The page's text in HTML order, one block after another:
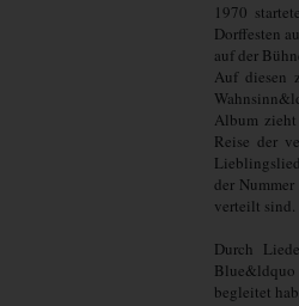
1970
Dorffesten
auf der
Auf diesen
Album
Reise der
der
verteilt sind.
Durch
Blue&ldquo
begleitet